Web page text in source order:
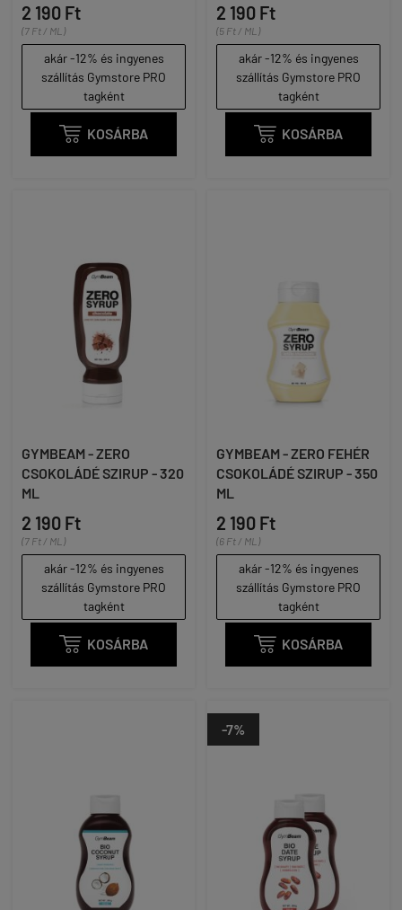
2 190 Ft
(7 Ft / ML)
akár -12% és ingyenes
szállítás Gymstore PRO
tagként
 KOSÁRBA
2 190 Ft
(5 Ft / ML)
akár -12% és ingyenes
szállítás Gymstore PRO
tagként
 KOSÁRBA
GYMBEAM - ZERO
CSOKOLÁDÉ SZIRUP - 320
ML
2 190 Ft
(7 Ft / ML)
akár -12% és ingyenes
szállítás Gymstore PRO
tagként
 KOSÁRBA
GYMBEAM - ZERO FEHÉR
CSOKOLÁDÉ SZIRUP - 350
ML
2 190 Ft
(6 Ft / ML)
akár -12% és ingyenes
szállítás Gymstore PRO
tagként
 KOSÁRBA
-7%